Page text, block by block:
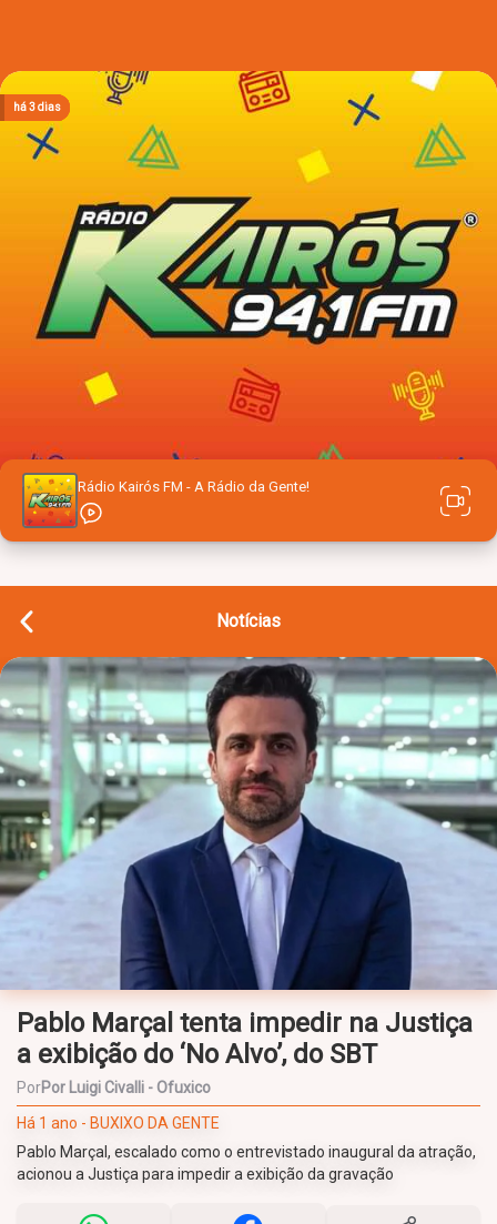
Rádio Kairós FM - A Rádio da Gente!
Notícias
Pablo Marçal tenta impedir na Justiça
a exibição do ‘No Alvo’, do SBT
PorPor Luigi Civalli - Ofuxico
Há 1 ano - BUXIXO DA GENTE
Pablo Marçal, escalado como o entrevistado inaugural da atração,
acionou a Justiça para impedir a exibição da gravação
há 2 dias
há 2 dias
há 2 dias
há 3 dias
há 3 dias